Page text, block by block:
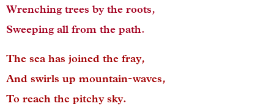
Wrenching trees by the roots,
Sweeping all from the path.
The sea has joined the fray,
And swirls up mountain-waves,
To reach the pitchy sky.